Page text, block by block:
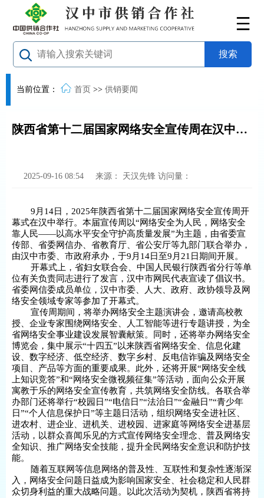
当前位置： 首页 >> 供销要闻
陕西省第十二届国家网络安全宣传周在汉中开幕
2025-09-16 08:54 来源： 天汉先锋 访问量：
9月14日，2025年陕西省第十二届国家网络安全宣传周开
幕式在汉中举行。本届宣传周以“网络安全为人民，网络安全
靠人民——以高水平安全守护高质量发展”为主题，由省委宣
传部、省委网信办、省教育厅、省公安厅等九部门联合举办，
由汉中市委、市政府承办，于9月14日至9月21日期间开展。
开幕式上，省妇女联合会、中国人民银行陕西省分行等单
位有关负责同志进行了发言，汉中市网民代表宣读了倡议书。
省委网信委成员单位，汉中市委、人大、政府、政协领导及网
络安全领域专家等参加了开幕式。
宣传周期间，将举办网络安全主题演讲会，邀请高校教
授、企业专家围绕网络安全、人工智能等进行专题讲授，为全
省网络安全事业建设发展智囊献策。同时，还将举办网络安全
博览会，集中展示“十四五”以来陕西省网络安全、信息化建
设、数字经济、低空经济、数字乡村、反电信诈骗及网络安全
项目、产品等方面的重要成果。此外，还将开展“网络安全线
上知识竞答”和“网络安全微视频征集”等活动，面向公众开展
寓教于乐的网络安全宣传教育，共筑网络安全防线。各联合举
办部门还将举行“校园日”“电信日”“法治日”“金融日”“青少年
日”“个人信息保护日”等主题日活动，组织网络安全进社区、
进农村、进企业、进机关、进校园、进家庭等网络安全进基层
活动，以群众喜闻乐见的方式宣传网络安全理念、普及网络安
全知识、推广网络安全技能，提升全民网络安全意识和防护技
能。
随着互联网等信息网络的普及性、互联性和复杂性逐渐深
入，网络安全问题日益成为影响国家安全、社会稳定和人民群
众切身利益的重大战略问题。以此次活动为契机，陕西省将持